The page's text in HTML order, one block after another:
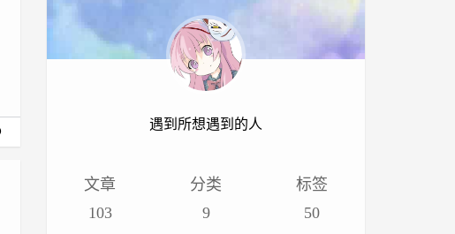
遇到所想遇到的人
文章
103
分类
9
标签
50